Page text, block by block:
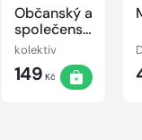
Občanský a
společenskovědní
základ
kolektiv
149 Kč